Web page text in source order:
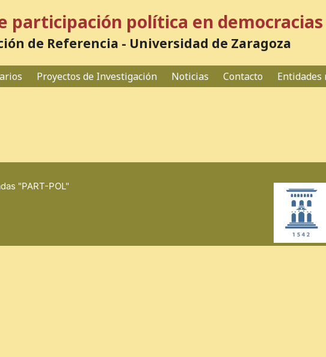
participación política en democracias
de Referencia - Universidad de Zaragoza
Proyectos de Investigación Noticias Contacto Entidades
"PART-POL"